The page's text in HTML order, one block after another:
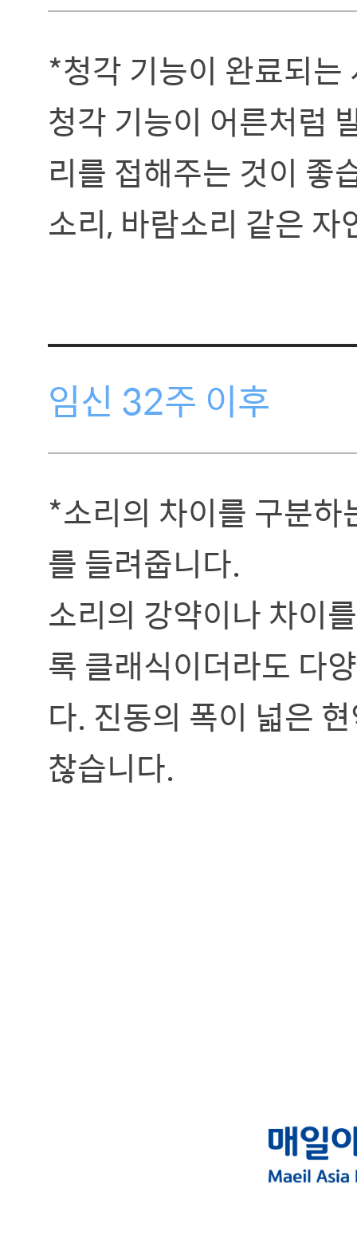
*청각 기능이 완료되
청각 기능이 어른처럼
리를 접해주는 것이 좋
소리, 바람소리 같은
임신 32주 이후
*소리의 차이를 구분하
를 들려줍니다.
소리의 강약이나 차이
록 클래식이더라도 다
다. 진동의 폭이 넓은
찮습니다.